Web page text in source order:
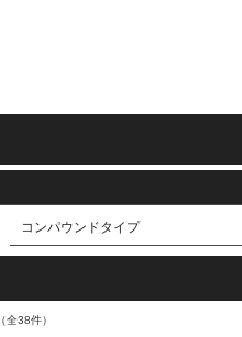
コンパウンドタイプ
（全38件）